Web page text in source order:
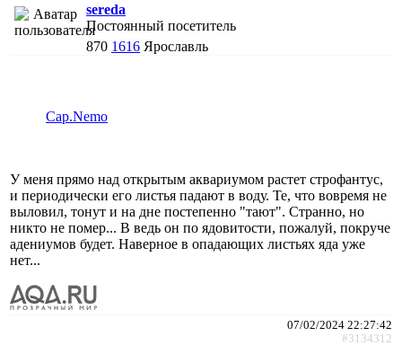
sereda
Постоянный посетитель
870 1616 Ярославль
Cap.Nemo
У меня прямо над открытым аквариумом растет строфантус,
и периодически его листья падают в воду. Те, что вовремя не
выловил, тонут и на дне постепенно "тают". Странно, но
никто не помер... В ведь он по ядовитости, пожалуй, покруче
адениумов будет. Наверное в опадающих листьях яда уже
нет...
07/02/2024 22:27:42
#3134312